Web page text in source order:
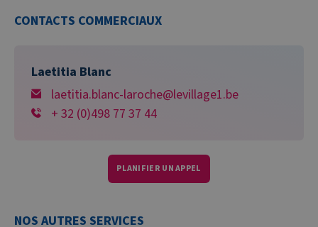
CONTACTS COMMERCIAUX
Laetitia Blanc
laetitia.blanc-laroche@levillage1.be
+ 32 (0)498 77 37 44
PLANIFIER UN APPEL
NOS AUTRES SERVICES